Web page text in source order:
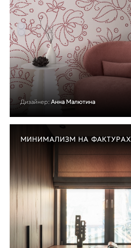
Дизайнер: Анна Малютина
МИНИМАЛИЗМ НА ФАКТУРАХ